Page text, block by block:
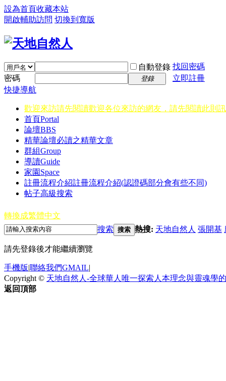
設為首頁收藏本站
開啟輔助訪問 切換到寬版
自動登錄 找回密碼
密碼
登錄
立即註冊
快捷導航
歡迎來訪請先閱讀歡迎各位來訪的網友，請先閱讀此則
首頁Portal
論壇BBS
精華論壇必讀之精華文章
群組Group
導讀Guide
家園 Space
註冊流程介紹註冊流程介紹(認證碼部分會有些不同)
帖子高級搜索
轉換成繁體中文
搜索 搜索 熱搜: 天地自然人 張開基
請先登錄後才能繼續瀏覽
手機版|聯絡我們GMAIL|
Copyright © 天地自然人-全球華人唯一探索人本理念與靈魂學
返回頂部